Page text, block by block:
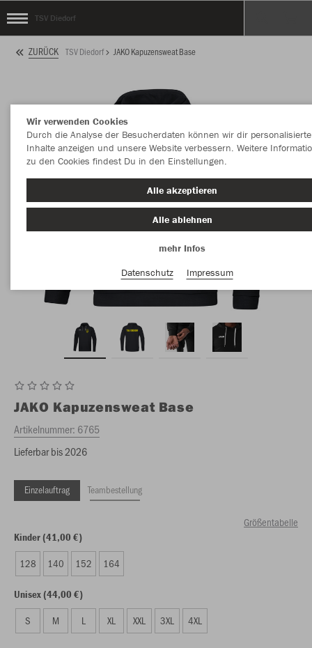
TSV Diedorf
ZURÜCK TSV Diedorf JAKO Kapuzensweat Base
JAKO Kapuzensweat Base
Artikelnummer: 6765
Lieferbar bis 2026
Einzelauftrag Teambestellung
Größentabelle
Kinder (41,00 €)
128 140 152 164
Unisex (44,00 €)
S M L XL XXL 3XL 4XL
Wir verwenden Cookies
Durch die Analyse der Besucherdaten können wir dir personalisierte
Inhalte anzeigen und unsere Website verbessern. Weitere
zu den Cookies findest Du in den Einstellungen.
Alle akzeptieren
Alle ablehnen
mehr Infos
Datenschutz
Impressum